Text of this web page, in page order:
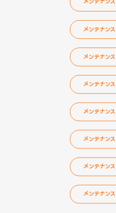
メンテナンス
メンテナンス
メンテナンス
メンテナンス
メンテナンス
メンテナンス
メンテナンス
メンテナンス